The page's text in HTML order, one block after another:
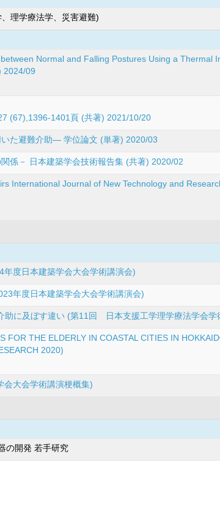
理学療法学、災害避難)
Normal and Falling Postures Using a Thermal
2024/09
(67),1396-1401頁 (共著) 2021/10/20
た避難介助― 学位論文 (単著) 2020/03
係－ 日本建築学会技術報告集 (共著) 2020/02
International Journal of New Technology and
度日本建築学会大会学術講演会)
年度日本建築学会大会学術講演会)
助に及ぼす違い (第11回 日本支援工学理学療法学会学
FOR THE ELDERLY IN COASTAL CITIES IN
2020)
会大会学術講演梗概集)
の開発 若手研究